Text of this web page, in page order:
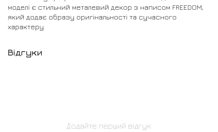
моделі є стильний металевий декор з написом FREEDOM,
який додає образу оригінальності та сучасного
характеру.
Відгуки
Додайте перший відгук